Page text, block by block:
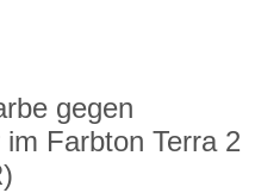
gegen
Farbton Terra 2